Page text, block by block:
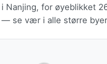
Nanjing, for øyeblikket
— se vær i alle større